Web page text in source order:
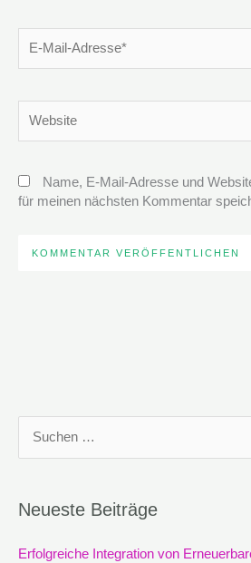
Mail-
Name, E-Mail-Adresse und
für meinen nächsten Kommentar
h
e
Neueste Beiträge
Erfolgreiche Integration von